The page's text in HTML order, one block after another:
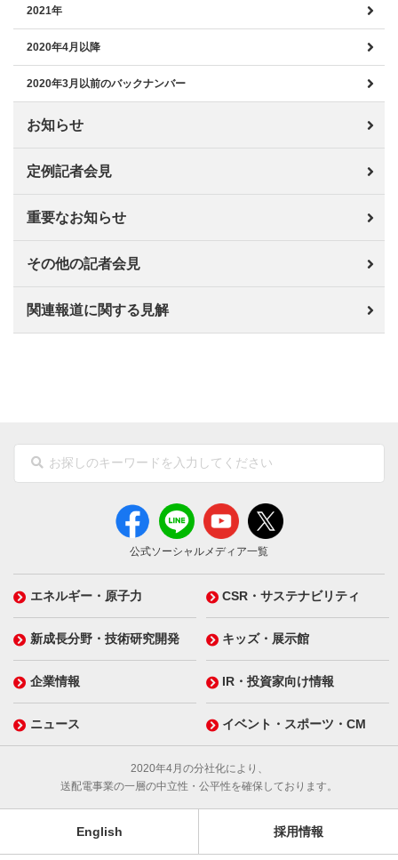
2021年
2020年4月以降
2020年3月以前のバックナンバー
お知らせ
定例記者会見
重要なお知らせ
その他の記者会見
関連報道に関する見解
公式ソーシャルメディア一覧
エネルギー・原子力 CSR・サステナビリティ
新成長分野・技術研究開発 キッズ・展示館
企業情報 IR・投資家向け情報
ニュース イベント・スポーツ・CM
2020年4月の分社化により、
送配電事業の一層の中立性・公平性を確保しております。
English 採用情報